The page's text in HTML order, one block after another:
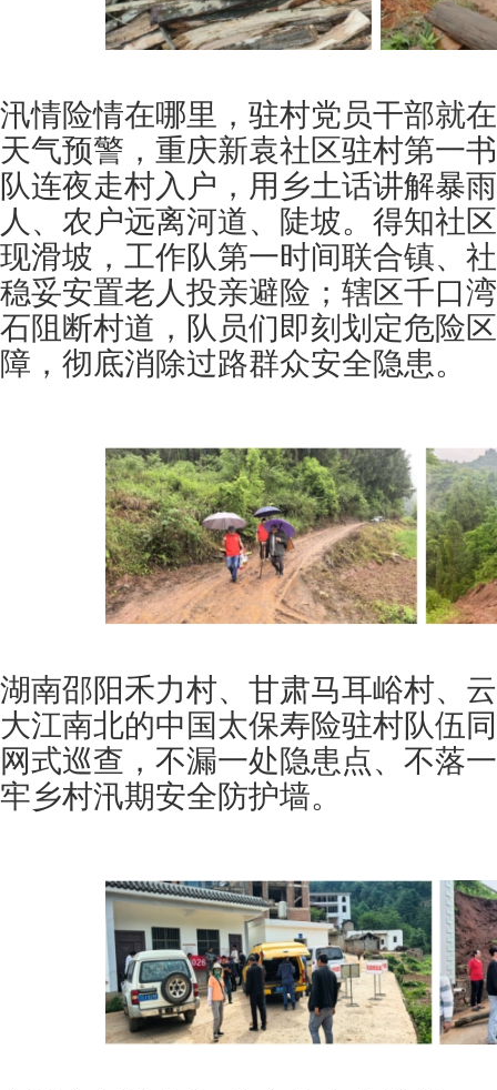
汛情险情在哪里，驻村党员干部就
天气预警，重庆新袁社区驻村第一
队连夜走村入户，用乡土话讲解暴
人、农户远离河道、陡坡。得知社
现滑坡，工作队第一时间联合镇、
稳妥安置老人投亲避险；辖区千口
石阻断村道，队员们即刻划定危险
障，彻底消除过路群众安全隐患。
湖南邵阳禾力村、甘肃马耳峪村、
大江南北的中国太保寿险驻村队伍
网式巡查，不漏一处隐患点、不落
牢乡村汛期安全防护墙。